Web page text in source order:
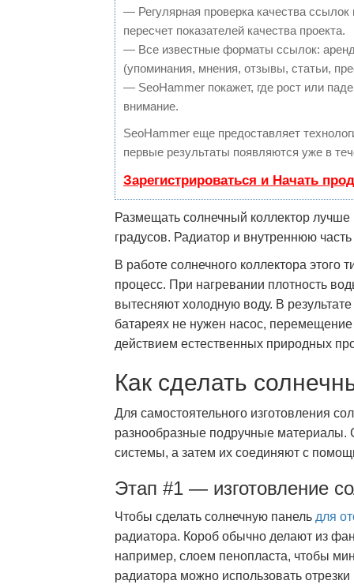
— Регулярная проверка качества
пересчет показателей качества проекта.
— Все известные форматы ссылок:
(упоминания, мнения, отзывы, статьи,
— SeoHammer покажет, где рост или
внимание.
SeoHammer еще предоставляет
первые результаты появляются уже в
Зарегистрироваться и Начать
Размещать солнечный коллектор
градусов. Радиатор и внутреннюю
В работе солнечного коллектора
процесс. При нагревании плотность
вытесняют холодную воду. В
батареях не нужен насос,
действием естественных природных
Как сделать
Для самостоятельного изготовления
разнообразные подручные материалы.
системы, а затем их соединяют с
Этап #1 — изготовление
Чтобы сделать солнечную панель для
радиатора. Короб обычно делают из
например, слоем пенопласта, чтобы
радиатора можно использовать